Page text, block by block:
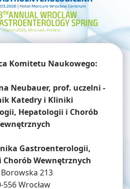
Komitetu Naukowego:
Neubauer, prof. uczelni -
Katedry i Kliniki
Hepatologii i Chorób
Gastroenterologii,
Wewnętrznych
213
556 Wrocław